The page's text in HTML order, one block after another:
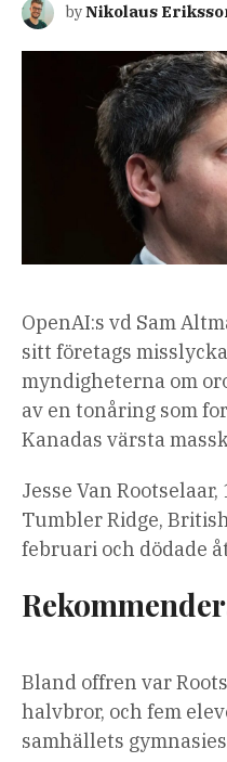
byNikolaus
OpenAI:s vd Sam
sitt företags
myndigheterna om
av en tonåring som
Kanadas värsta
Jesse Van
Tumbler Ridge,
februari och dödade
med
4
artiklar
av
listan
Bland offren var
halvbror, och fem
samhällets